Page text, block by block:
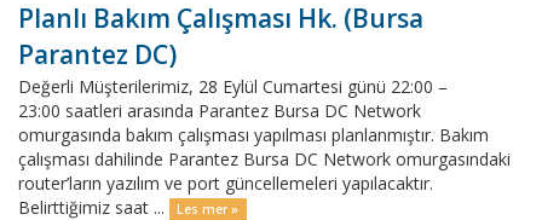
Planlı Bakım Çalışması Hk. (Bursa
Parantez DC)
Değerli Müşterilerimiz, 28 Eylül Cumartesi günü 22:00 –
23:00 saatleri arasında Parantez Bursa DC Network
omurgasında bakım çalışması yapılması planlanmıştır. Bakım
çalışması dahilinde Parantez Bursa DC Network omurgasındaki
router’ların yazılım ve port güncellemeleri yapılacaktır.
Belirttiğimiz saat ...
Les mer »